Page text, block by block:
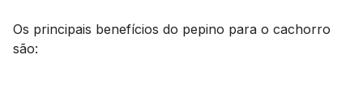
Os principais benefícios do pepino para o cachorro
são: